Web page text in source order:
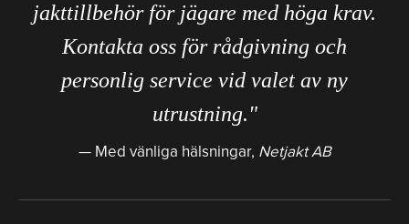
jakttillbehör för jägare med höga krav.
Kontakta oss för rådgivning och
personlig service vid valet av ny
utrustning."
Med vänliga hälsningar, Netjakt AB